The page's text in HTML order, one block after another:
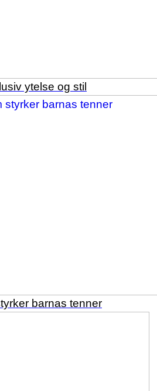
ytelse og stil
barnas tenner